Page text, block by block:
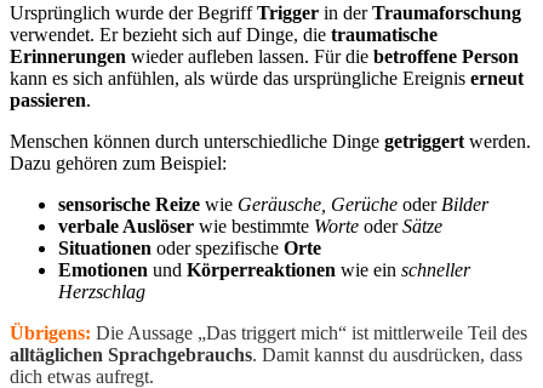
Ursprünglich wurde der BegriffTrigger in derTraumaforschung
verwendet. Er bezieht sich auf Dinge, die traumatische
Erinnerungen wieder aufleben lassen. Für die betroffene Person
kann es sich anfühlen, als würde das ursprüngliche Ereignis erneut
passieren.
Menschen können durch unterschiedliche Dinge getriggert werden.
Dazu gehören zum Beispiel:
sensorische Reize wie Geräusche, Gerüche oder Bilder
verbale Auslöser wie bestimmte Worte oderSätze
Situationen oder spezifische Orte
Emotionen und Körperreaktionen wie ein schneller
Herzschlag
Übrigens: Die Aussage „Das triggert mich“ ist mittlerweile Teil des
alltäglichen Sprachgebrauchs. Damit kannst du ausdrücken, dass
dich etwas aufregt.